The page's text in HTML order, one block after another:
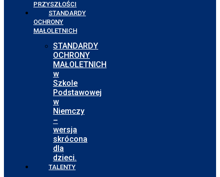
PRZYSZŁOŚCI
STANDARDY
OCHRONY
MAŁOLETNICH
STANDARDY
OCHRONY
MAŁOLETNICH
w
Szkole
Podstawowej
w
Niemczy
–
wersja
skrócona
dla
dzieci.
TALENTY